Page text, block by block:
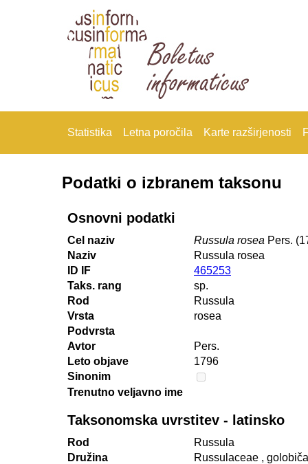
Statistika Letna poročila Karte razširjenosti
Podatki o izbranem taksonu
Osnovni podatki
Cel naziv Russula rosea Pers.
Naziv
Russula rosea
ID IF
465253
Taks. rang
sp.
Rod
Russula
Vrsta
rosea
Podvrsta
Avtor
Pers.
Leto objave
1796
Sinonim
Trenutno veljavno ime
Taksonomska uvrstitev - latinsko
Rod
Russula
Družina
Russulaceae ,